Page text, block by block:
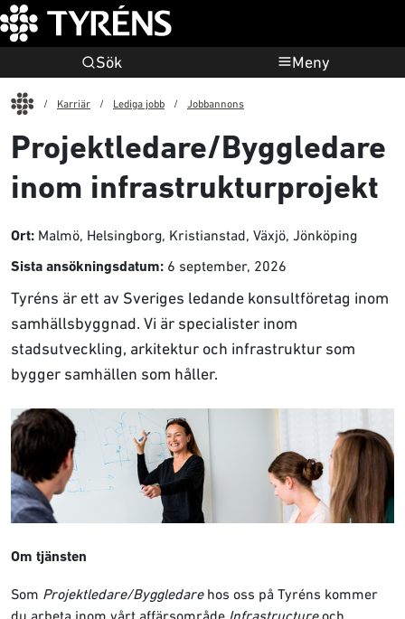
Sök Meny
Karriär
Lediga jobb Jobbannons
Projektledare/Byggledare
inom infrastrukturprojekt
Ort: Malmö, Helsingborg, Kristianstad, Växjö, Jönköping
Sista ansökningsdatum: 6 september, 2026
Tyréns är ett av Sveriges ledande konsultföretag inom
samhällsbyggnad. Vi är specialister inom
stadsutveckling, arkitektur och infrastruktur som
bygger samhällen som håller.
Om tjänsten
Som Projektledare/Byggledare hos oss på Tyréns kommer